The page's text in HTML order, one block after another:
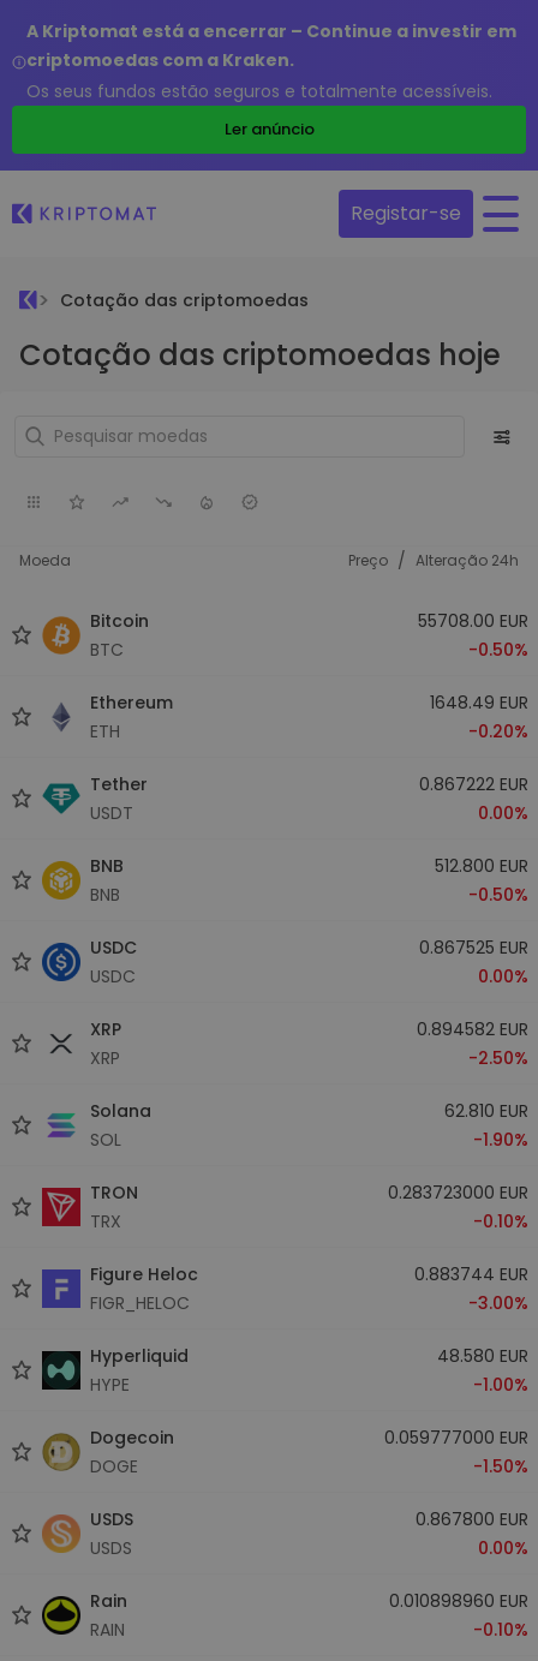
A Kriptomat está a encerrar – Continue a investir em
criptomoedas com a Kraken.
Os seus fundos estão seguros e totalmente acessíveis.
Ler anúncio
Registar-se
Cotação das criptomoedas
Cotação das criptomoedas hoje
Moeda Preço / Alteração 24h
Bitcoin
BTC
55708.00 EUR
-0.50%
Ethereum
ETH
1648.49 EUR
-0.20%
Tether
USDT
0.867222 EUR
0.00%
BNB
BNB
512.800 EUR
-0.50%
USDC
USDC
0.867525 EUR
0.00%
XRP
XRP
0.894582 EUR
-2.50%
Solana
SOL
62.810 EUR
-1.90%
TRON
TRX
0.283723000 EUR
-0.10%
Figure Heloc
FIGR_HELOC
0.883744 EUR
-3.00%
Hyperliquid
HYPE
48.580 EUR
-1.00%
Dogecoin
DOGE
0.059777000 EUR
-1.50%
USDS
USDS
0.867800 EUR
0.00%
Rain
RAIN
0.010898960 EUR
-0.10%